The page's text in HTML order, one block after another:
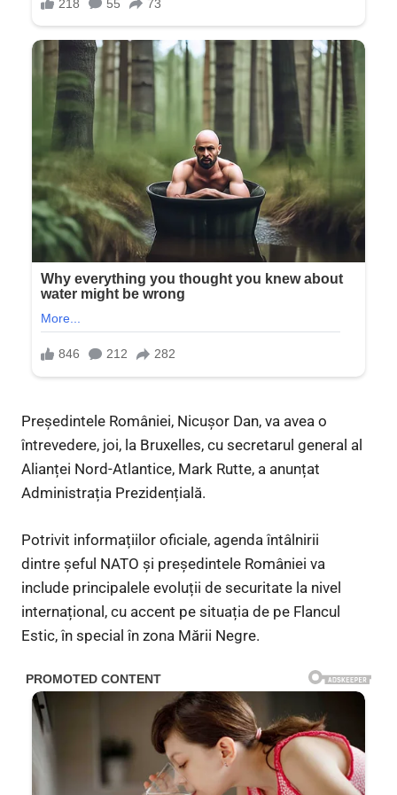
Președintele României, Nicușor Dan, va avea o
întrevedere, joi, la Bruxelles, cu secretarul general al
Alianței Nord-Atlantice, Mark Rutte, a anunțat
Administrația Prezidențială.
Potrivit informațiilor oficiale, agenda întâlnirii
dintre șeful NATO și președintele României va
include principalele evoluții de securitate la nivel
internațional, cu accent pe situația de pe Flancul
Estic, în special în zona Mării Negre.